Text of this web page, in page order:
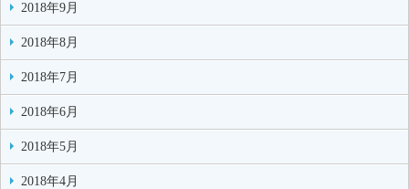
2018年9月
2018年8月
2018年7月
2018年6月
2018年5月
2018年4月